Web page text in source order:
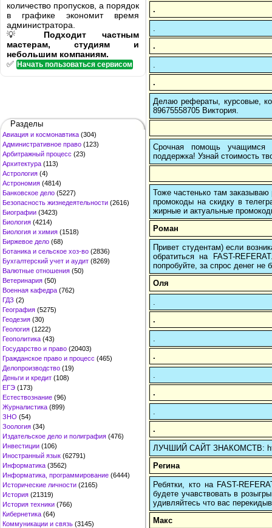
количество пропусков, а порядок
в графике экономит время
администратора.
💡 Подходит частным
мастерам, студиям и
небольшим компаниям.
✅ Начать пользоваться сервисом
Разделы
Авиация и космонавтика (304)
Административное право (123)
Арбитражный процесс (23)
Архитектура (113)
Астрология (4)
Астрономия (4814)
Банковское дело (5227)
Безопасность жизнедеятельности (2616)
Биографии (3423)
Биология (4214)
Биология и химия (1518)
Биржевое дело (68)
Ботаника и сельское хоз-во (2836)
Бухгалтерский учет и аудит (8269)
Валютные отношения (50)
Ветеринария (50)
Военная кафедра (762)
ГДЗ (2)
География (5275)
Геодезия (30)
Геология (1222)
Геополитика (43)
Государство и право (20403)
Гражданское право и процесс (465)
Делопроизводство (19)
Деньги и кредит (108)
ЕГЭ (173)
Естествознание (96)
Журналистика (899)
ЗНО (54)
Зоология (34)
Издательское дело и полиграфия (476)
Инвестиции (106)
Иностранный язык (62791)
Информатика (3562)
Информатика, программирование (6444)
Исторические личности (2165)
История (21319)
История техники (766)
Кибернетика (64)
Коммуникации и связь (3145)
.
.
.
Делаю рефераты, курсовые,
89675558705 Виктория.
Срочная помощь учащимся в
поддержка! Узнай стоимость
Тоже частенько там
промокоды на скидку в
жирные и актуальные
Роман
Привет студентам) если
обратиться на FAST-
попробуйте, за спрос денег не
Оля
.
.
.
.
ЛУЧШИЙ САЙТ ЗНАКОМСТВ:
Регина
Ребятки, кто на FAST-
будете учавствовать в
удивляйтесь что вас
Макс